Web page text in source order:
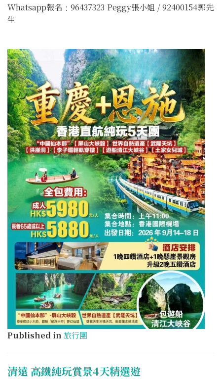
Whatsapp報名﹕96437323 Peggy張小姐 / 92400154郭先
生
Published in 旅行團
清遠 高鐵純玩賞景4天精選遊